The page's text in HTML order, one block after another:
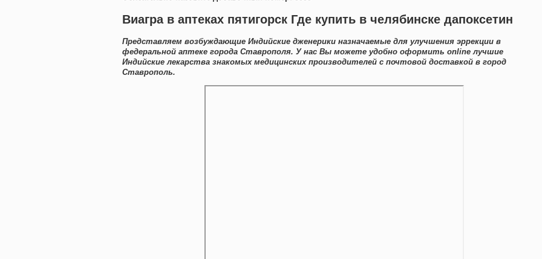
Виагра в аптеках пятигорск Где купить в челябинске дапоксетин
Представляем возбуждающие Индийские дженерики назначаемые для улучшения эррекции в
федеральной аптеке города Ставрополя. У нас Вы можете удобно оформить online лучшие
Индийские лекарства знакомых медицинских производителей с почтовой доставкой в город
Ставрополь.